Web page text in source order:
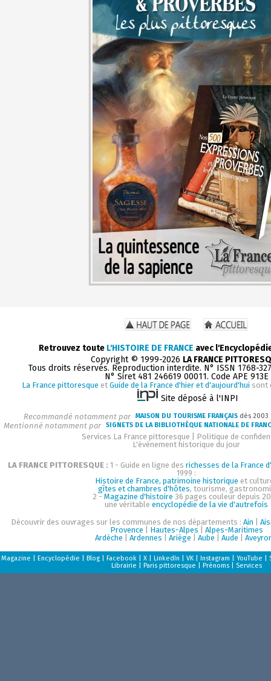
Retrouvez toute L'HISTOIRE DE FRANCE avec
Copyright © 1999-2026 LA FRANCE
Tous droits réservés. Reproduction interdite. N° ISSN 1768-
N° Siret 481 246619 00011. Code APE 913E
La France pittoresque et Guide de la France d'hier et d'aujourd'hui sont
Site déposé à l'INPI
Recommandé notamment par MAISON DU TOURISME FRANÇAIS dès
Mentionné notamment par SIGNETS DE LA BIBLIOTHÈQUE NATIONALE DE
Services La France pittoresque
Politique de
L'événement historique du jour
LA FRANCE PITTORESQUE : 1 - Guide en ligne des richesses de la France
1999 :
Histoire de France, patrimoine historique et
gîtes et chambres d'hôtes, tourisme,
2 - Magazine d'histoire 36 pages couleur depuis
une véritable encyclopédie de la vie d'autrefois
Découvrir des ouvrages sur les communes de nos départements : Ain
Provence
Hautes-Alpes
Alpes-Maritimes
Ardèche
Ardennes Ariège Aube Aude
Magazine Encyclopédie Blog| Facebook| X| LinkedIn VK| Instagram YouTube
Librairie
Paris pittoresque Prénoms| Services